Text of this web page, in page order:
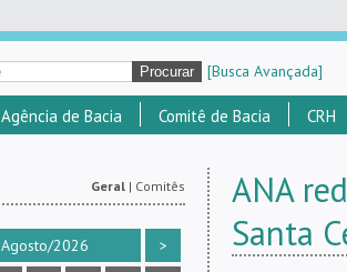
[Busca Avançada]
Agência de Bacia Comitê de Bacia CRH
Geral | Comitês
Agosto/2026 >
ANA
Santa